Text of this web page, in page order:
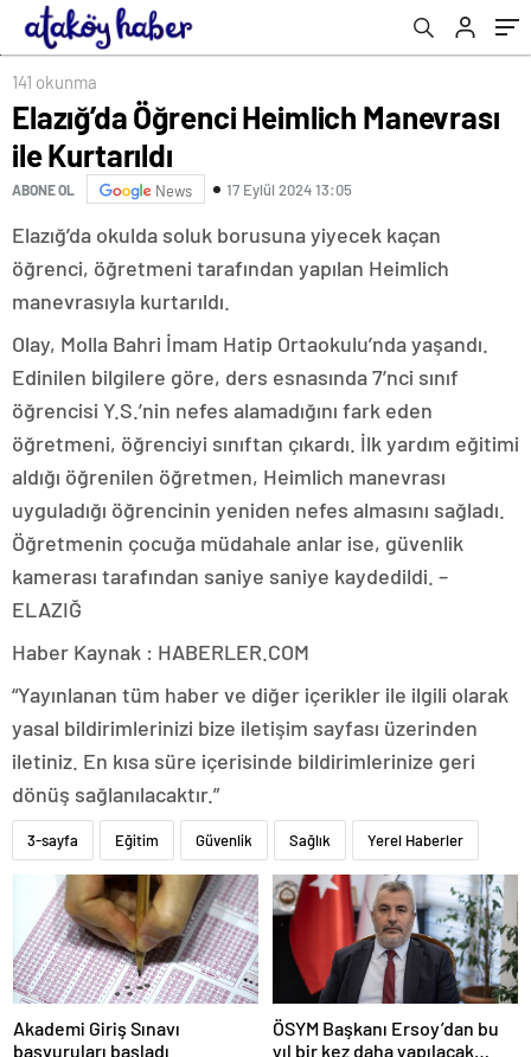
141 okunma
Elazığ’da Öğrenci Heimlich Manevrası
ile Kurtarıldı
ABONE OL News 17 Eylül 2024 13:05
Elazığ’da okulda soluk borusuna yiyecek kaçan
öğrenci, öğretmeni tarafından yapılan Heimlich
manevrasıyla kurtarıldı.
Olay, Molla Bahri İmam Hatip Ortaokulu’nda yaşandı.
Edinilen bilgilere göre, ders esnasında 7’nci sınıf
öğrencisi Y.S.’nin nefes alamadığını fark eden
öğretmeni, öğrenciyi sınıftan çıkardı. İlk yardım eğitimi
aldığı öğrenilen öğretmen, Heimlich manevrası
uyguladığı öğrencinin yeniden nefes almasını sağladı.
Öğretmenin çocuğa müdahale anlar ise, güvenlik
kamerası tarafından saniye saniye kaydedildi. –
ELAZIĞ
Haber Kaynak : HABERLER.COM
“Yayınlanan tüm haber ve diğer içerikler ile ilgili olarak
yasal bildirimlerinizi bize iletişim sayfası üzerinden
iletiniz. En kısa süre içerisinde bildirimlerinize geri
dönüş sağlanılacaktır.”
3-sayfa Eğitim Güvenlik Sağlık Yerel Haberler
Akademi Giriş Sınavı
başvuruları başladı
ÖSYM Başkanı Ersoy’dan bu
yıl bir kez daha yapılacak